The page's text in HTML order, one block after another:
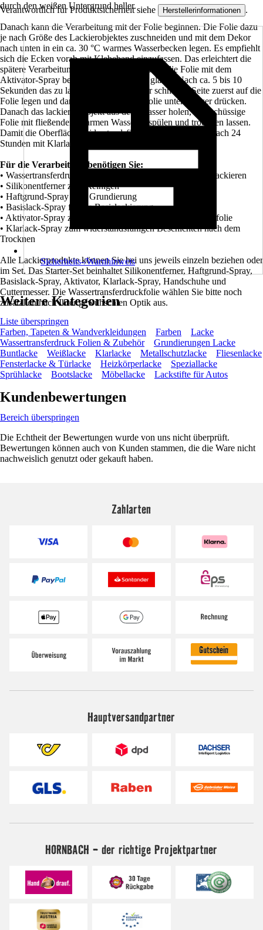
durch den weißen Untergrund heller.
Danach kann die Verarbeitung mit der Folie beginnen. Die Folie dazu
je nach Größe des Lackierobjektes zuschneiden und mit dem Dekor
nach unten in ein ca. 30 °C warmes Wasserbecken legen. Es empfiehlt
sich die Ecken vorab mit Klebeband einzufassen. Das erleichtert die
spätere Verarbeitung. Nach ca. 90 Sekunden die Folie mit dem
Aktivator-Spray besprühen bis die Folie glänzt. Nach ca. 5 bis 10
Sekunden das zu lackierende Teil mit der schmalen Seite zuerst auf die
Folie legen und dann komplett mit der Folie unter Wasser drücken.
Danach das lackierte Objekt aus dem Wasser holen, überschüssige
Folie mit fließendem warmen Wasser abspülen und trocknen lassen.
Damit die Oberfläche widerstandsfähig wird, das Objekt nach 24
Stunden mit Klarlack-Spray überziehen.
Für die Verarbeitung benötigen Sie:
• Wassertransferdruckfolie im gewünschten Design zum Lackieren
• Silikonentferner zum Reinigen
• Haftgrund-Spray zum Grundierung
• Basislack-Spray für die Basislackierung
• Aktivator-Spray zum Aktivieren der Wassertransferdruckfolie
• Klarlack-Spray zum widerstandsfähigen Beschichten nach dem
Trocknen
Alle Lackierprodukte können Sie bei uns jeweils einzeln beziehen oder
im Set. Das Starter-Set beinhaltet Silikonentferner, Haftgrund-Spray,
Basislack-Spray, Aktivator, Klarlack-Spray, Handschuhe und
Cuttermesser. Die Wassertransferdruckfolie wählen Sie bitte noch
zusätzlich nach Ihrer gewünschten Optik aus.
Verantwortlich für Produktsicherheit siehe Herstellerinformationen .
Sicherheits-/Warnhinweis
Weitere Kategorien
Liste überspringen
Farben, Tapeten & Wandverkleidungen
Farben
Lacke
Wassertransferdruck Folien & Zubehör
Grundierungen Lacke
Buntlacke
Weißlacke Klarlacke Metallschutzlacke
Fliesenlacke
Fensterlacke & Türlacke
Heizkörperlacke
Speziallacke
Sprühlacke
Bootslacke Möbellacke Lackstifte für Autos
Kundenbewertungen
Bereich überspringen
Die Echtheit der Bewertungen wurde von uns nicht überprüft.
Bewertungen können auch von Kunden stammen, die die Ware nicht
nachweislich genutzt oder gekauft haben.
Zahlarten
Hauptversandpartner
HORNBACH - der richtige Projektpartner